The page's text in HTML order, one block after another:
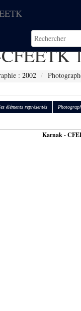
: 2002
éléments représentés